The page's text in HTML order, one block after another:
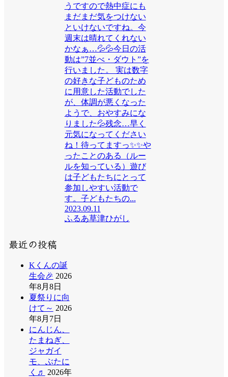
うですので熱中症にも
まだまだ気をつけない
といけないですね。今
週末は晴れてくれない
かなぁ…💦💦今日の活
動は”7並べ・ダウト”を
行いました。 実は数字
の好きな子どものため
に用意した活動でした
が、体調が悪くなった
ようで、おやすみにな
りました💦残念…早く
元気になってください
ね！待ってますっ✨✨や
ったことのある（ルー
ルを知っている）遊び
は子どもたちにとって
参加しやすい活動で
す。子どもたちの...
2023.09.11
ふるあ草津ひがし
最近の投稿
Kくんの誕
生会🎉 2026
年8月8日
夏祭りに向
けて～ 2026
年8月7日
にんじん、
たまねぎ、
ジャガイ
モ、ぶたに
く♬
2026年